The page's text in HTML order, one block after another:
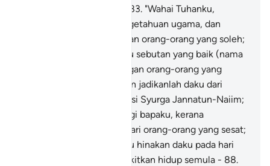
83. "Wahai Tuhanku,
berikanlah daku ilmu pengetahuan ugama, dan
hubungkanlah daku dengan orang-orang yang soleh;
"Dan jadikanlah bagiku sebutan yang baik (nama
yang harum) dalam kalangan orang-orang yang
"Dan jadikanlah daku dari
orang-orang yang mewarisi Syurga Jannatun-Naiim;
"Dan ampunkanlah bagi bapaku, kerana
sesungguhnya ia adalah dari orang-orang yang sesat;
"Dan janganlah engkau hinakan daku pada hari
makhluk-makhluk dibangkitkan hidup semula - 88.